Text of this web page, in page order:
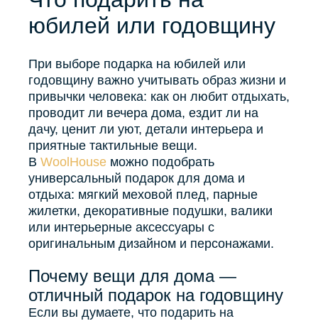
Летний комплимент
Лисья серия
Товары для детей
Другое
Пончо и палантины
Жилеты
Костюмы женские
Шапки, варежки и воротники
Носки и гольфы
Серия стрейч
Согревающие пояса
Согревающие повязки
Осень - Зима 25/26
Верхняя одежда
Жакеты, жилеты
Блузы, толстовки
Пуловеры
Костюмы
Платья
Юбки
Брюки, шорты
юбилей или годовщину
При выборе подарка на юбилей или
годовщину важно учитывать образ жизни и
привычки человека: как он любит отдыхать,
проводит ли вечера дома, ездит ли на
дачу, ценит ли уют, детали интерьера и
приятные тактильные вещи.
В WoolHouse можно подобрать
универсальный подарок для дома и
отдыха: мягкий меховой плед, парные
жилетки, декоративные подушки, валики
или интерьерные аксессуары с
оригинальным дизайном и персонажами.
Почему вещи для дома —
отличный подарок на годовщину
Если вы думаете, что подарить на